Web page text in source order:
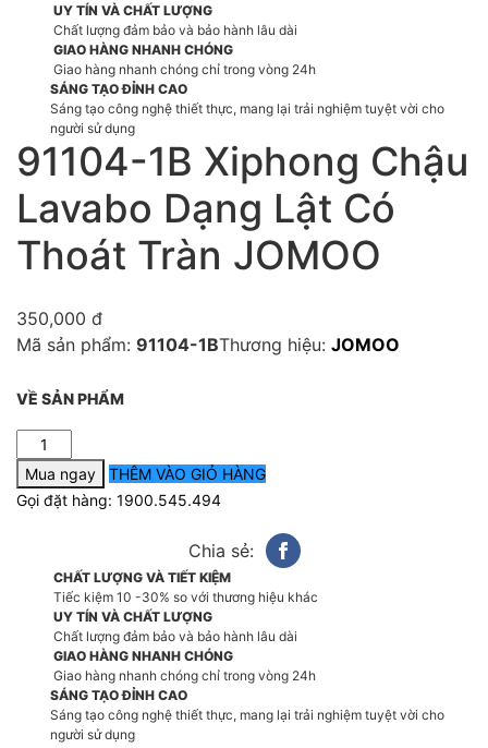
UY TÍN VÀ CHẤT LƯỢNG
Chất lượng đảm bảo và bảo hành lâu dài
GIAO HÀNG NHANH CHÓNG
Giao hàng nhanh chóng chỉ trong vòng 24h
SÁNG TẠO ĐỈNH CAO
Sáng tạo công nghệ thiết thực, mang lại trải nghiệm tuyệt vời cho
người sử dụng
91104-1B Xiphong Chậu
Lavabo Dạng Lật Có
Thoát Tràn JOMOO
350,000 đ
Mã sản phẩm: 91104-1BThương hiệu: JOMOO
VỀ SẢN PHẨM
91104-
1B
Xiphong
Chậu
Thoát
JOMOO
lượng
Mua ngay
THÊM VÀO GIỎ HÀNG
Gọi đặt hàng: 1900.545.494
Chia sẻ:
CHẤT LƯỢNG VÀ TIẾT KIỆM
Tiếc kiệm 10 -30% so với thương hiệu khác
UY TÍN VÀ CHẤT LƯỢNG
Chất lượng đảm bảo và bảo hành lâu dài
GIAO HÀNG NHANH CHÓNG
Giao hàng nhanh chóng chỉ trong vòng 24h
SÁNG TẠO ĐỈNH CAO
Sáng tạo công nghệ thiết thực, mang lại trải nghiệm tuyệt vời cho
người sử dụng